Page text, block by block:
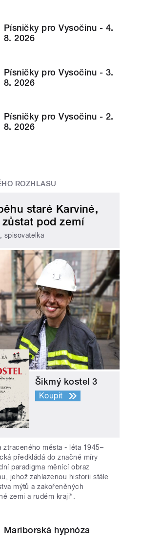
Písničky pro Vysočinu - 4.
8. 2026
Písničky pro Vysočinu - 3.
8. 2026
Písničky pro Vysočinu - 2.
8. 2026
ROZHLASU
staré Karviné,
pod zemí
spisovatelka
Šikmý kostel 3
Koupit
ztraceného města - léta 1945–
předkládá do značné míry
paradigma měnící obraz
jehož zahlazenou historii stále
mýtů a zakořeněných
zemi a rudém kraji“.
Mariborská hypnóza